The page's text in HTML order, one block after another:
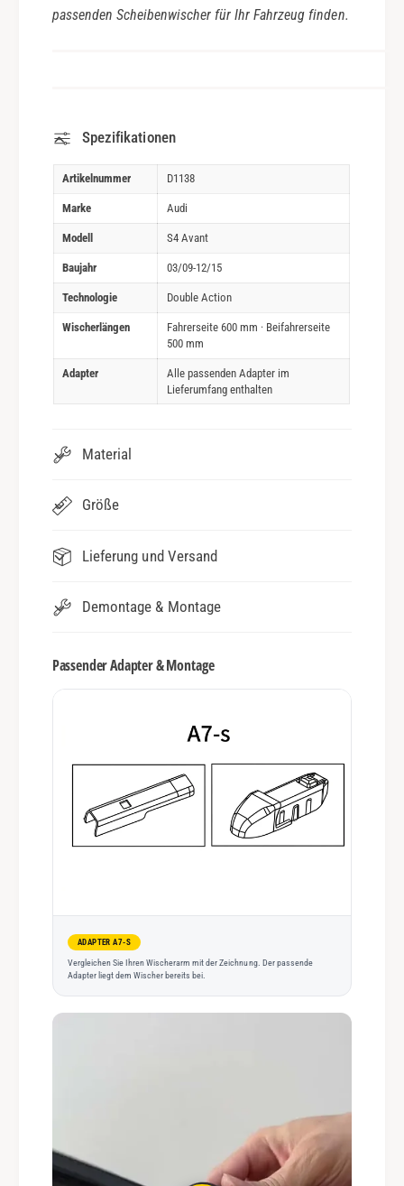
passenden Scheibenwischer für Ihr Fahrzeug finden.
Spezifikationen
Artikelnummer D1138
Marke Audi
Modell S4 Avant
Baujahr 03/09-12/15
Technologie Double Action
Wischerlängen
Fahrerseite 600 mm · Beifahrerseite
500 mm
Adapter
Alle passenden Adapter im
Lieferumfang enthalten
Material
Größe
Lieferung und Versand
Demontage & Montage
Passender Adapter & Montage
ADAPTER A7-S
Vergleichen Sie Ihren Wischerarm mit der Zeichnung. Der passende
Adapter liegt dem Wischer bereits bei.